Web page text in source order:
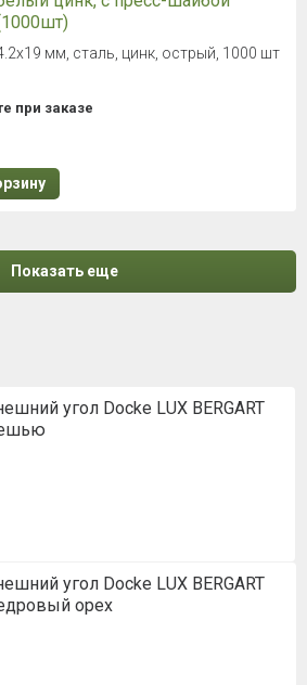
мм, сталь, цинк, острый, 1000 шт
при заказе
Показать еще
угол Docke LUX BERGART
угол Docke LUX BERGART
орех